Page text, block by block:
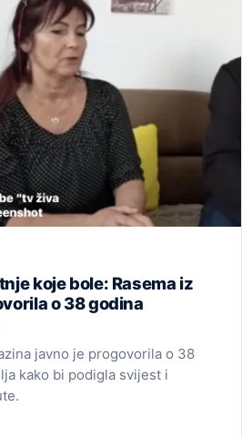
koje bole: Rasema iz
o 38 godina
javno je progovorila o 38
kako bi podigla svijest i